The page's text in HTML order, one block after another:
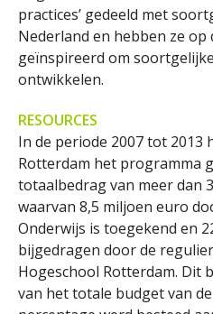
practices’ gedeeld met
Nederland en hebben ze op
geïnspireerd om
ontwikkelen.
RESOURCES
In de periode 2007 tot 2013
Rotterdam het programma
totaalbedrag van meer dan
waarvan 8,5 miljoen euro
Onderwijs is toegekend en
bijgedragen door de
Hogeschool Rotterdam. Dit
van het totale budget van